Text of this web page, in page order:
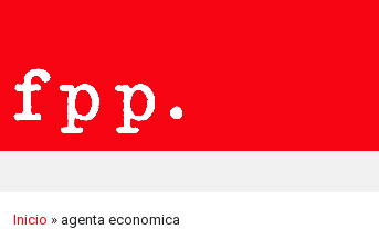
Inicio » agenta economica